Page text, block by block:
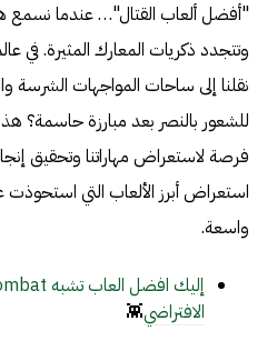
"أفضل ألعاب القتال"… عندما نسمع
وتتجدد ذكريات المعارك المثيرة. في
نقلنا إلى ساحات المواجهات الشرسة
للشعور بالنصر بعد مبارزة حاسمة؟
فرصة لاستعراض مهاراتنا وتحقيق
استعراض أبرز الألعاب التي
واسعة.
الافتراضي👾